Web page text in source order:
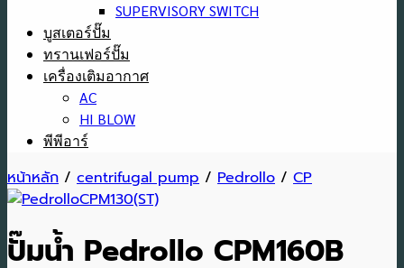
SUPERVISORY SWITCH
บูสเตอร์ปั๊ม
ทรานเฟอร์ปั๊ม
เครื่องเติมอากาศ
AC
HI BLOW
พีพีอาร์
หน้าหลัก / centrifugal pump / Pedrollo / CP
ปั๊มน้ำ Pedrollo CPM160B